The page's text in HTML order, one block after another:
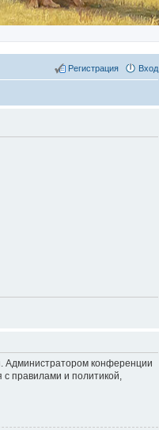
Вход
Регистрация
Администратором конференции
с правилами и политикой,